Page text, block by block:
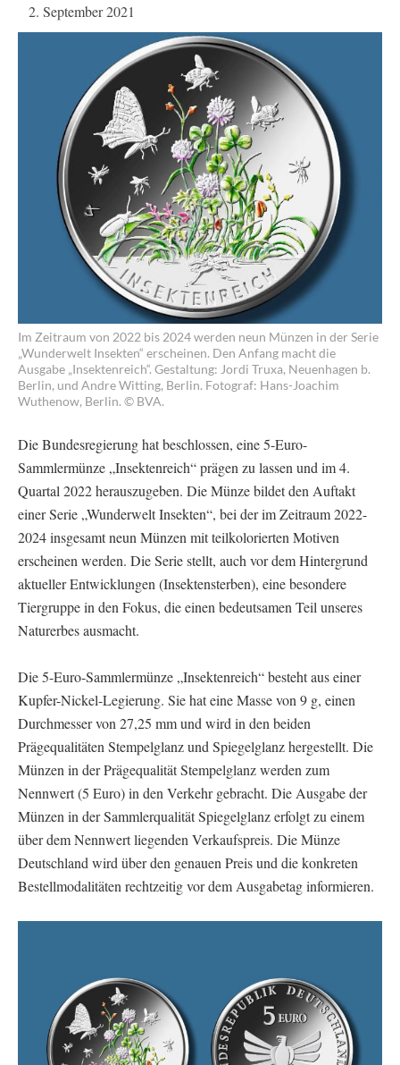
2. September 2021
Im Zeitraum von 2022 bis 2024 werden neun Münzen in der Serie
„Wunderwelt Insekten“ erscheinen. Den Anfang macht die
Ausgabe „Insektenreich“. Gestaltung: Jordi Truxa, Neuenhagen b.
Berlin, und Andre Witting, Berlin. Fotograf: Hans-Joachim
Wuthenow, Berlin. © BVA.
Die Bundesregierung hat beschlossen, eine 5-Euro-
Sammlermünze „Insektenreich“ prägen zu lassen und im 4.
Quartal 2022 herauszugeben. Die Münze bildet den Auftakt
einer Serie „Wunderwelt Insekten“, bei der im Zeitraum 2022-
2024 insgesamt neun Münzen mit teilkolorierten Motiven
erscheinen werden. Die Serie stellt, auch vor dem Hintergrund
aktueller Entwicklungen (Insektensterben), eine besondere
Tiergruppe in den Fokus, die einen bedeutsamen Teil unseres
Naturerbes ausmacht.
Die 5-Euro-Sammlermünze „Insektenreich“ besteht aus einer
Kupfer-Nickel-Legierung. Sie hat eine Masse von 9 g, einen
Durchmesser von 27,25 mm und wird in den beiden
Prägequalitäten Stempelglanz und Spiegelglanz hergestellt. Die
Münzen in der Prägequalität Stempelglanz werden zum
Nennwert (5 Euro) in den Verkehr gebracht. Die Ausgabe der
Münzen in der Sammlerqualität Spiegelglanz erfolgt zu einem
über dem Nennwert liegenden Verkaufspreis. Die Münze
Deutschland wird über den genauen Preis und die konkreten
Bestellmodalitäten rechtzeitig vor dem Ausgabetag informieren.